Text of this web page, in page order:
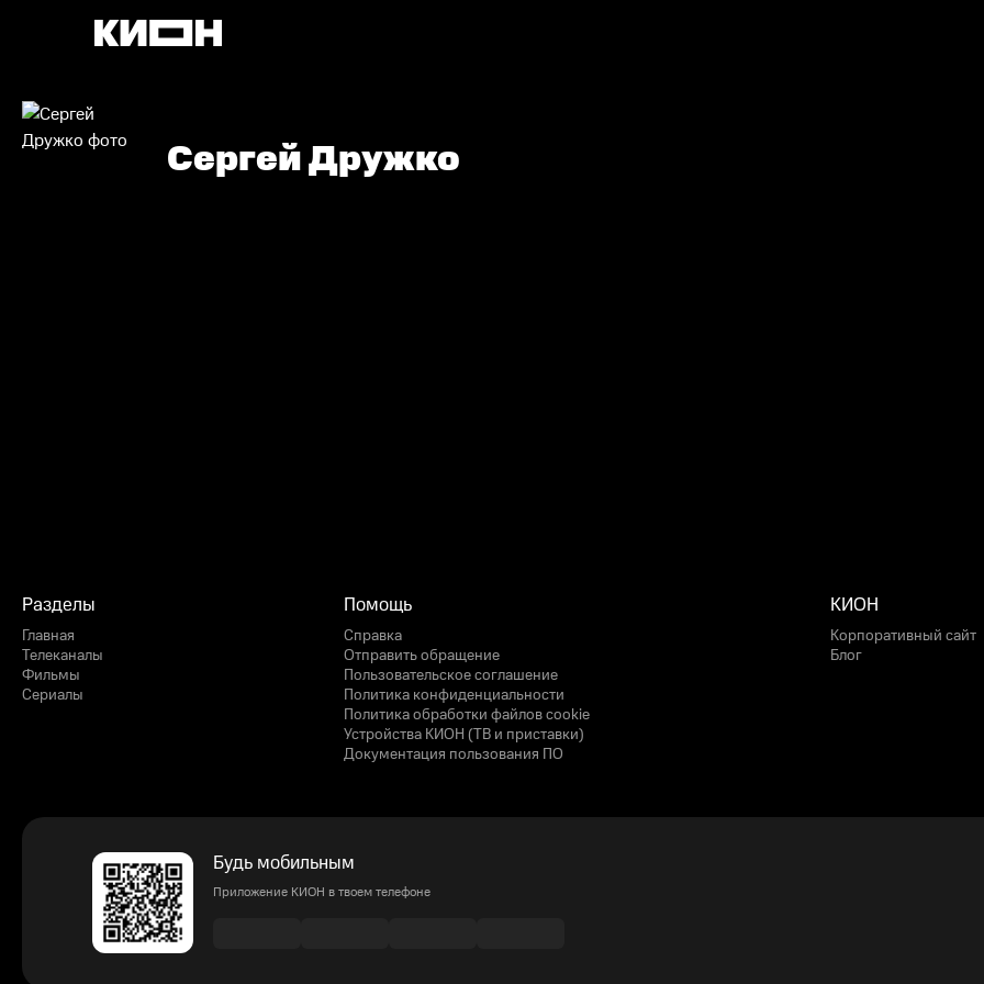
Сергей Дружко
Разделы
Главная
Телеканалы
Фильмы
Сериалы
Помощь
Справка
Отправить обращение
Пользовательское соглашение
Политика конфиденциальности
Политика обработки файлов cookie
Устройства КИОН (ТВ и приставки)
Документация пользования ПО
КИОН
Корпоративный сайт
Блог
Будь мобильным
Приложение КИОН в твоем телефоне